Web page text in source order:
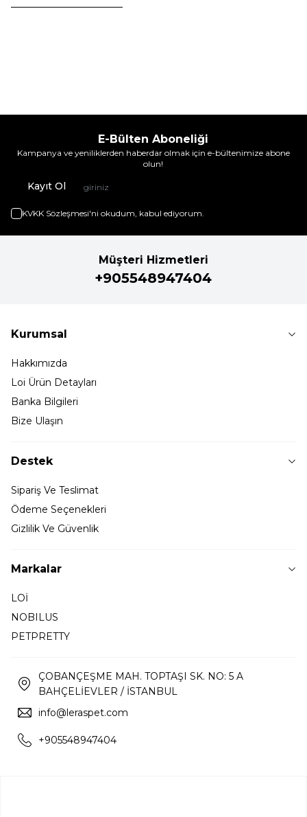
E-Bülten Aboneliği
Kampanya ve yeniliklerden haberdar olmak için e-bültenimize abone
olun!
Kayıt Ol
KVKK Sözleşmesi'ni okudum, kabul ediyorum.
Müşteri Hizmetleri
+905548947404
Kurumsal
Hakkımızda
Loi Ürün Detayları
Banka Bilgileri
Bize Ulaşın
Destek
Sipariş Ve Teslimat
Ödeme Seçenekleri
Gizlilik Ve Güvenlik
Markalar
LOİ
NOBILUS
PETPRETTY
ÇOBANÇEŞME MAH. TOPTAŞI SK. NO: 5 A
BAHÇELİEVLER / İSTANBUL
info@leraspet.com
+905548947404